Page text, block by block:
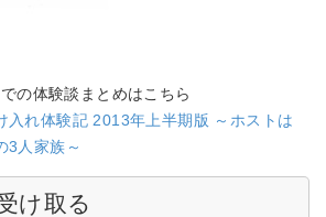
の体験談まとめはこちら
入れ体験記 2013年上半期版 ～ホストは
3人家族～
け取る